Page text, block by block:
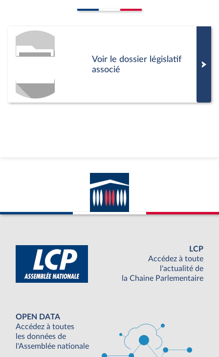
Voir le dossier législatif
associé
LCP
Accédez à toute
l'actualité de
la Chaine Parlementaire
OPEN DATA
Accédez à toutes
les données de
l'Assemblée nationale